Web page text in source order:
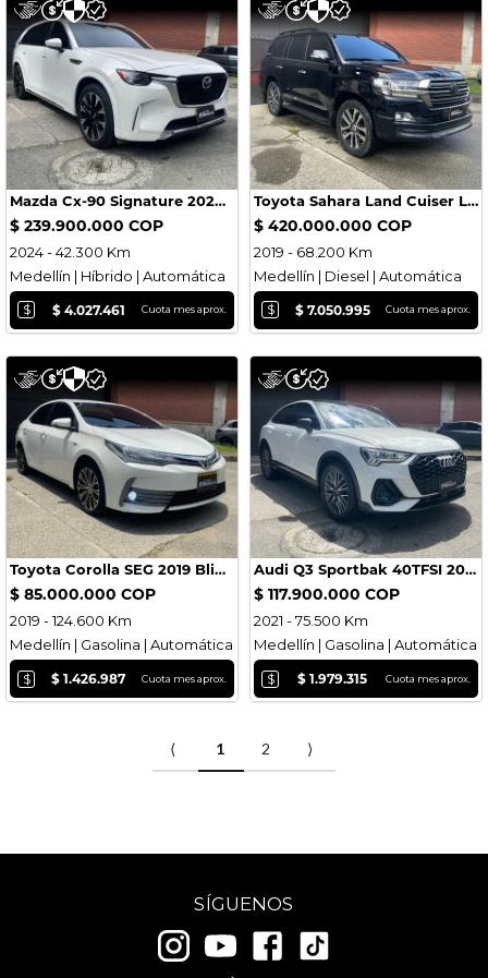
Mazda Cx-90 Signature 2024 Blindada
$ 239.900.000 COP
2024 - 42.300 Km
Medellín | Híbrido | Automática
$ $ 4.027.461 Cuota mes aprox.
Toyota Sahara Land Cuiser LC 200 EXCALIBUR 2019 Blindada
$ 420.000.000 COP
2019 - 68.200 Km
Medellín | Diesel | Automática
$ $ 7.050.995 Cuota mes aprox.
Toyota Corolla SEG 2019 Blindado
$ 85.000.000 COP
2019 - 124.600 Km
Medellín | Gasolina | Automática
$ $ 1.426.987 Cuota mes aprox.
Audi Q3 Sportbak 40TFSI 2021
$ 117.900.000 COP
2021 - 75.500 Km
Medellín | Gasolina | Automática
$ $ 1.979.315 Cuota mes aprox.
⟨ 1 2 ⟩
SÍGUENOS